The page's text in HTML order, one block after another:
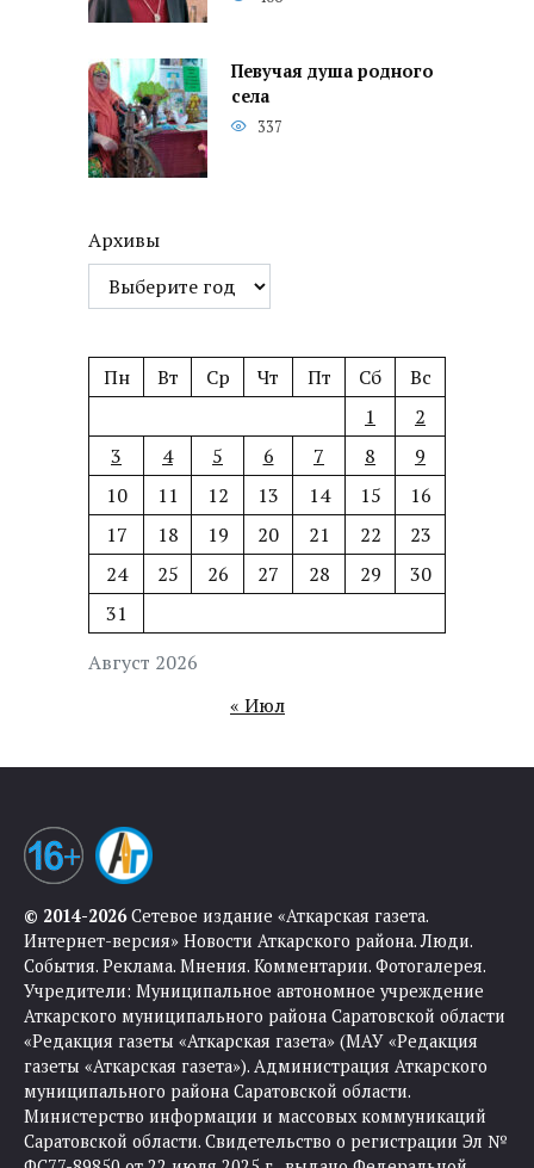
Певучая душа родного
села
337
Архивы
Август 2026
Пн Вт Ср Чт Пт Сб
Вс
1
2
3
4 5 6 7 8
9
10
11 12 13 14 15
16
17
18 19 20 21 22
23
24
25 26 27 28 29
30
31
« Июл
© 2014-2026Сетевое издание «Аткарская газета.
Интернет-версия» Новости Аткарского района. Люди.
События. Реклама. Мнения. Комментарии. Фотогалерея.
Учредители: Муниципальное автономное учреждение
Аткарского муниципального района Саратовской области
«Редакция газеты «Аткарская газета» (МАУ «Редакция
газеты «Аткарская газета»). Администрация Аткарского
муниципального района Саратовской области.
Министерство информации и массовых коммуникаций
Саратовской области. Свидетельство о регистрации Эл №